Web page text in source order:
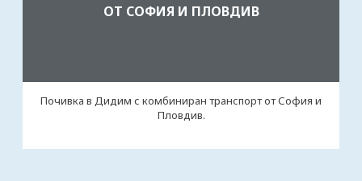
ОТ СОФИЯ И ПЛОВДИВ
Почивка в Дидим с комбиниран транспорт от София и
Пловдив.